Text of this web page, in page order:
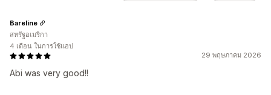
29 พฤษภาคม 2026
Abi was very good!!
Bareline
สหรัฐอเมริกา
4 เดือน ในการใช้แอป